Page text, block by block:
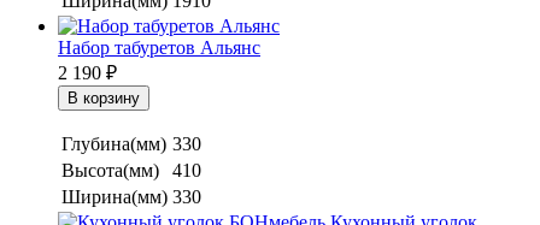
Набор табуретов Альянс
2 190 ₽
Глубина(мм) 330
Высота(мм)
410
Ширина(мм) 330